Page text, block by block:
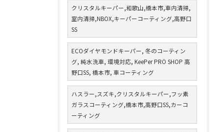
クリスタルキーパー,和歌山,橋本市,車内清掃,
室内清掃,NBOX,キーパーコーティング,高野口
SS
ECOダイヤモンドキーパー, 冬のコーティン
グ, 純水洗車, 環境対応, KeePer PRO SHOP 高
野口SS, 橋本市, 車コーティング
ハスラー,スズキ,クリスタルキーパー,フッ素
ガラスコーティング,橋本市,高野口SS,カーコ
ーティング